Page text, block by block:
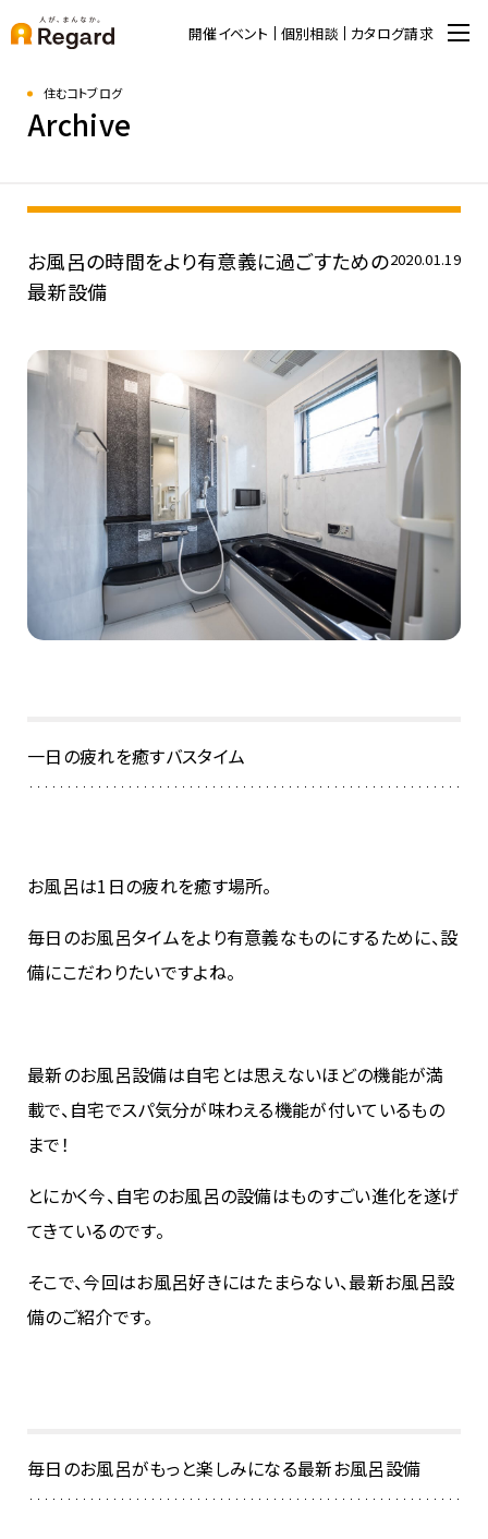
開催イベント 個別相談 カタログ請求
住むコトブログ
Archive
お風呂の時間をより有意義に過ごすための
最新設備
2020.01.19
一日の疲れを癒すバスタイム
お風呂は1日の疲れを癒す場所。
毎日のお風呂タイムをより有意義なものにするために、設
備にこだわりたいですよね。
最新のお風呂設備は自宅とは思えないほどの機能が満
載で、自宅でスパ気分が味わえる機能が付いているもの
まで！
とにかく今、自宅のお風呂の設備はものすごい進化を遂げ
てきているのです。
そこで、今回はお風呂好きにはたまらない、最新お風呂設
備のご紹介です。
毎日のお風呂がもっと楽しみになる最新お風呂設備